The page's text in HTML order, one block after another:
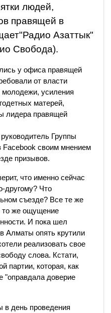
людей,
правящей в
Азаттык"
Свобода).
у офиса правящей
от власти
усиления
матерей,
лидера правящей
Группы
Facebook своим мнением
призывов.
что именно сейчас
другому? Что
съезде? Все те же
то же ощущение
И пока шел
Алматы опять крутили
реализовать свое
слова. Кстати,
партии, которая, как
"оправдала доверие
день проведения